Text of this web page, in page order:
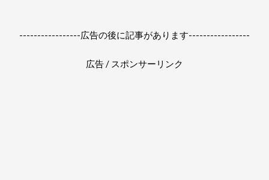
-----------------広告の後に記事があります-----------------
広告 / スポンサーリンク